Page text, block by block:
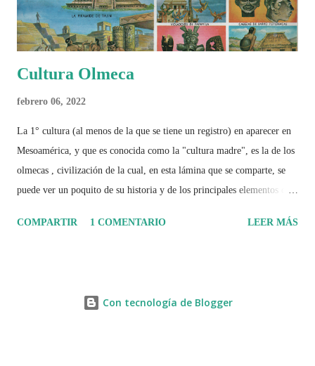
Cultura Olmeca
febrero 06, 2022
La 1° cultura (al menos de la que se tiene un registro) en aparecer en
Mesoamérica, y que es conocida como la "cultura madre", es la de los
olmecas , civilización de la cual, en esta lámina que se comparte, se
puede ver un poquito de su historia y de los principales elementos que
COMPARTIR
1 COMENTARIO LEER MÁS
Con tecnología de Blogger